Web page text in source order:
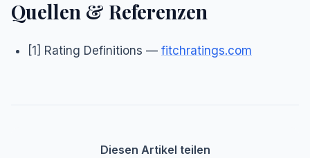
Quellen & Referenzen
[1] Rating Definitions — fitchratings.com
Diesen Artikel teilen